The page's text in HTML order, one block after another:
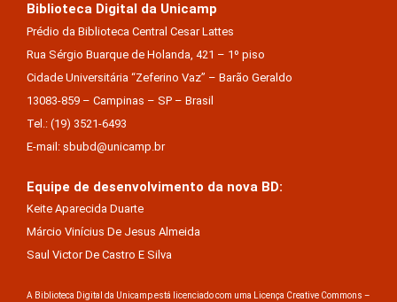
Biblioteca Digital da Unicamp
Prédio da Biblioteca Central Cesar Lattes
Rua Sérgio Buarque de Holanda, 421 – 1º piso
Cidade Universitária “Zeferino Vaz” – Barão Geraldo
13083-859 – Campinas – SP – Brasil
Tel.: (19) 3521-6493
E-mail: sbubd@unicamp.br
Equipe de desenvolvimento da nova BD:
Keite Aparecida Duarte
Márcio Vinícius De Jesus Almeida
Saul Victor De Castro E Silva
A Biblioteca Digital da Unicamp está licenciado com uma Licença Creative Commons –